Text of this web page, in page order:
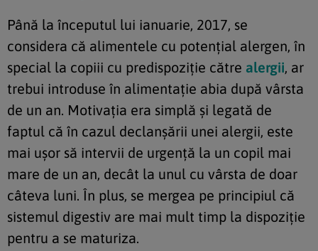
Până la începutul lui ianuarie, 2017, se
considera că alimentele cu potențial alergen, în
special la copiii cu predispoziție către alergii, ar
trebui introduse în alimentație abia după vârsta
de un an. Motivația era simplă și legată de
faptul că în cazul declanșării unei alergii, este
mai ușor să intervii de urgență la un copil mai
mare de un an, decât la unul cu vârsta de doar
câteva luni. În plus, se mergea pe principiul că
sistemul digestiv are mai mult timp la dispoziție
pentru a se maturiza.